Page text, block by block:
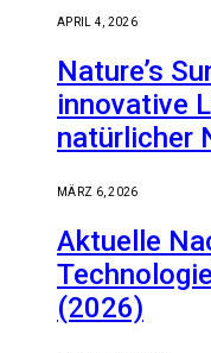
APRIL 4, 2026
Nature’s
innovative
natürlicher
MÄRZ 6, 2026
Aktuelle
(2026)